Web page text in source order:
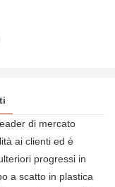
di mercato
ai clienti ed è
progressi in
a scatto in plastica